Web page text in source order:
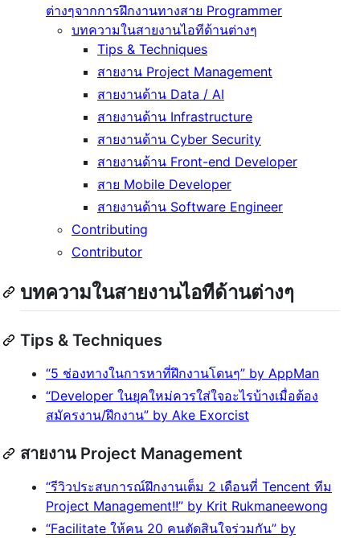
ต่างๆจากการฝึกงานทางสาย Programmer
บทความในสายงานไอทีด้านต่างๆ
Tips & Techniques
สายงาน Project Management
สายงานด้าน Data / AI
สายงานด้าน Infrastructure
สายงานด้าน Cyber Security
สายงานด้าน Front-end Developer
สาย Mobile Developer
สายงานด้าน Software Engineer
Contributing
Contributor
บทความในสายงานไอทีด้านต่างๆ
Tips & Techniques
“5 ช่องทางในการหาที่ฝึกงานโดนๆ” by AppMan
“Developer ในยุคใหม่ควรใส่ใจอะไรบ้างเมื่อต้อง
สมัครงาน/ฝึกงาน” by Ake Exorcist
สายงาน Project Management
“รีวิวประสบการณ์ฝึกงานเต็ม 2 เดือนที่ Tencent ทีม
Project Management!!” by Krit Rukmaneewong
“Facilitate ให้คน 20 คนตัดสินใจร่วมกัน” by